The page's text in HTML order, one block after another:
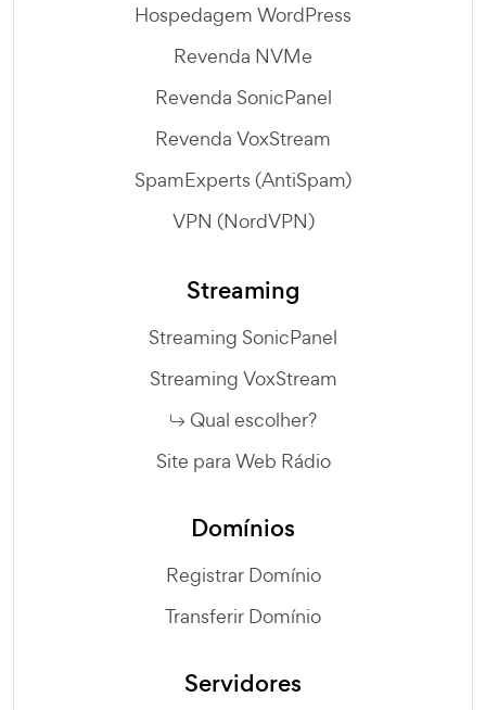
Hospedagem WordPress
Revenda NVMe
Revenda SonicPanel
Revenda VoxStream
SpamExperts (AntiSpam)
VPN (NordVPN)
Streaming
Streaming SonicPanel
Streaming VoxStream
Qual escolher?
Site para Web Rádio
Domínios
Registrar Domínio
Transferir Domínio
Servidores